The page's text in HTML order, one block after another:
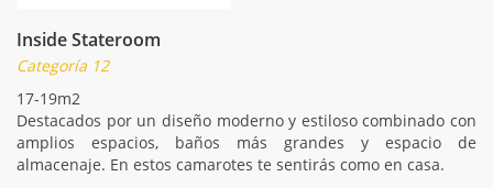
Inside Stateroom
Categoría 12
17-19m2
Destacados por un diseño moderno y estiloso combinado con
amplios espacios, baños más grandes y espacio de
almacenaje. En estos camarotes te sentirás como en casa.